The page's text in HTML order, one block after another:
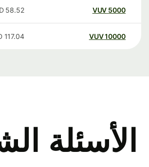
5000
VUV
58.52
10000
VUV
117.04
الأسئلة